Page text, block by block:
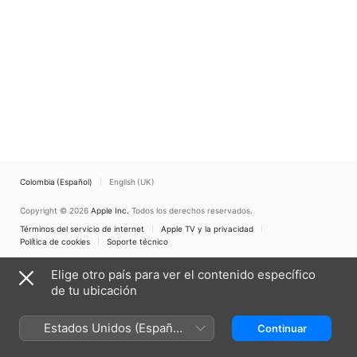
Colombia (Español) English (UK)
Copyright © 2026 Apple Inc. Todos los derechos reservados.
Términos del servicio de internet
Apple TV y la privacidad
Política de cookies
Soporte técnico
Elige otro país para ver el contenido específico
de tu ubicación
Estados Unidos (Español
México)
Continuar